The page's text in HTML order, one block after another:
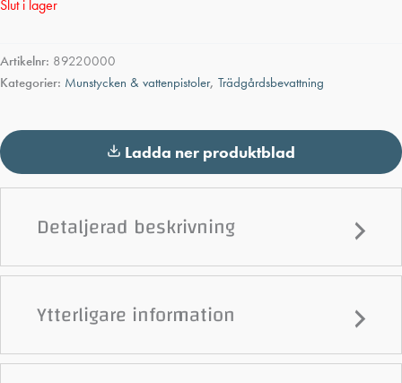
Slut i lager
Artikelnr: 89220000
Kategorier: Munstycken & vattenpistoler, Trädgårdsbevattning
Ladda ner produktblad
Detaljerad beskrivning
Ytterligare information